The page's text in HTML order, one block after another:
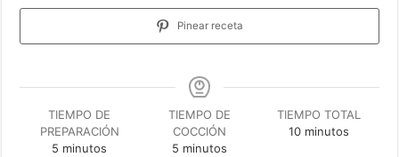
Pinear receta
TIEMPO DE
PREPARACIÓN
5 minutos
minutos
TIEMPO DE
COCCIÓN
5minutos
minutos
TIEMPO TOTAL
10minutos
minutos